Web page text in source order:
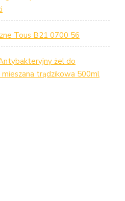
Tous B21 0700 56
żel do
mieszana trądzikowa 500ml